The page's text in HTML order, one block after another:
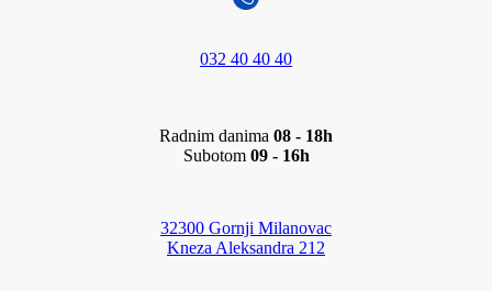
032 40 40 40
Radnim danima 08 - 18h
Subotom 09 - 16h
32300 Gornji Milanovac
Kneza Aleksandra 212